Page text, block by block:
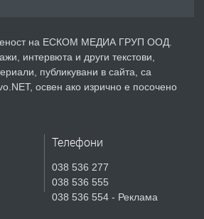
преди 3 дни
НА МЕБЕЛИ.
№4119 Едностаен обзаведен
на ЕСКОМ МЕДИА ГРУП ООД.
интервюта и други текстови,
публикувани в сайта, са
освен ако изрично е посочено
Телефони
038 536 277
038 536 555
038 536 554 - Реклама